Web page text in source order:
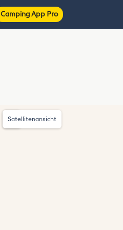
Camping App Pro
Satellitenansicht